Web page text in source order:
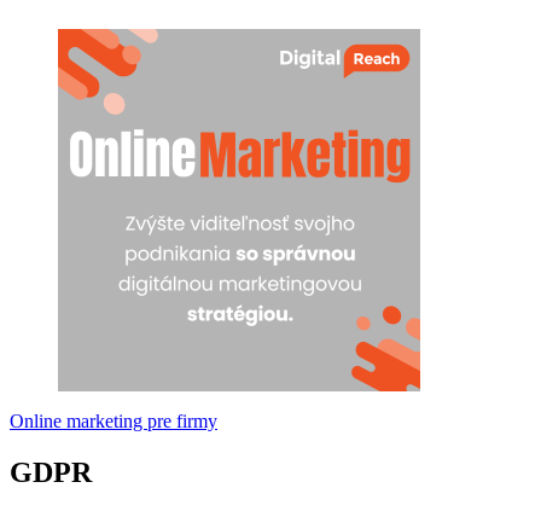
Online marketing pre firmy
GDPR